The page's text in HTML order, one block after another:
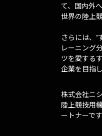
て、国内外
世界の陸上
さらには、”
レーニング
ツを愛する
企業を目指
株式会社ニ
陸上競技用
ートナーです